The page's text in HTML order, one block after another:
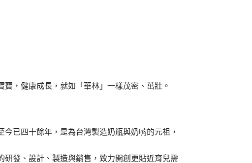
寶，健康成長，就如「華林」一樣茂密、茁壯。
今已四十餘年，是為台灣製造奶瓶與奶嘴的元祖，
研發、設計、製造與銷售，致力開創更貼近育兒需